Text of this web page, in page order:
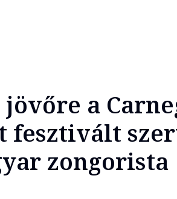
a
fesztivált
zongorista